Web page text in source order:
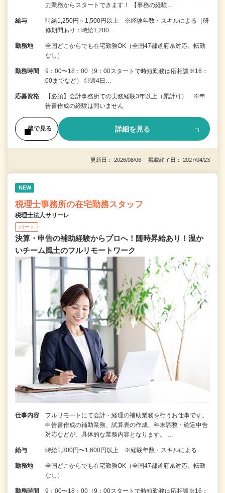
⼒業務からスタートできます！ 【事務の経験…
給与
時給1,250円～1,500円以上 ※経験年数・スキルによる（研
修期間あり：時給1,200…
勤務地
全国どこからでも在宅勤務OK（全国47都道府県対応、転勤
なし）
勤務時間
9：00〜18：00（9：00スタートで時短勤務は応相談※16：
00までなど） ◎週4日…
応募資格
【必須】会計事務所での実務経験3年以上（累計可） ※申
告書作成の経験は問いません
後で見る 詳細を見る
更新日： 2026/08/06 掲載終了日： 2027/04/23
NEW
税理士事務所の在宅勤務スタッフ
税理士法人サリーレ
パート
決算・申告の補助経験からプロへ！随時昇給あり！温か
いチーム⾵⼟のフルリモートワーク
仕事内容
フルリモートにて会計・経理の補助業務を行うお仕事です。
申告書作成の補助業務、試算表の作成、年末調整・確定申告
対応などが、具体的な業務内容となります。 …
給与 時給1,300円〜1,600円以上 ※経験年数・スキルによる
勤務地
全国どこからでも在宅勤務OK（全国47都道府県対応、転勤
なし）
勤務時間 9：00〜18：00（9：00スタートで時短勤務は応相談※16：